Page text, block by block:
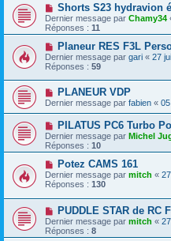
Shorts S23 hydravion
Dernier message par Chamy34
Réponses : 11
Planeur RES F3L
Dernier message par gari « 27
Réponses : 59
PLANEUR VDP
Dernier message par fabien «
PILATUS PC6 Turbo
Dernier message par Michel
Réponses : 10
Potez CAMS 161
Dernier message par mitch «
Réponses : 130
PUDDLE STAR de RC
Dernier message par mitch «
Réponses : 8